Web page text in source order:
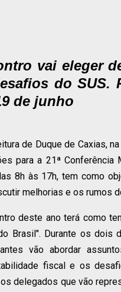
vai eleger
do SUS.
de junho
de Duque de Caxias,
para a 21ª
8h às 17h, tem como
melhorias e os rumos
deste ano terá como
Brasil". Durante os dois
vão abordar
fiscal e os
delegados que vão